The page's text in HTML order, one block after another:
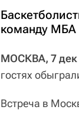
команду МБА
МОСКВА, 7 дек
гостях
Встреча в